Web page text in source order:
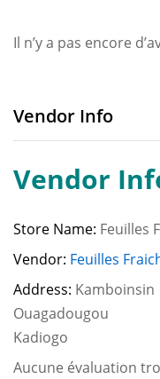
Il n’y a pas encore
Vendor Info
Vendor
Store Name: Feuilles
Vendor: Feuilles
Address: Kamboinsin
Ouagadougou
Kadiogo
Aucune évaluation